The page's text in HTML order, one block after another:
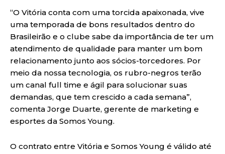
“O Vitória conta com uma torcida apaixonada, vive
uma temporada de bons resultados dentro do
Brasileirão e o clube sabe da importância de ter um
atendimento de qualidade para manter um bom
relacionamento junto aos sócios-torcedores. Por
meio da nossa tecnologia, os rubro-negros terão
um canal full time e ágil para solucionar suas
demandas, que tem crescido a cada semana”,
comenta Jorge Duarte, gerente de marketing e
esportes da Somos Young.
O contrato entre Vitória e Somos Young é válido até